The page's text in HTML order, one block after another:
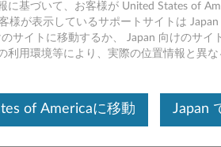
(64bit) -
に基づいて、お客様が United States of
様が表示しているサポートサイトは Japan
サイトに移動するか、 Japan 向けのサイ
用環境等により、実際の位置情報と異な
of Americaに移動 Japan